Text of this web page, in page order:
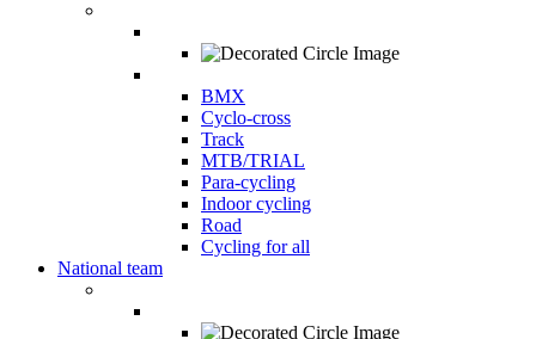
BMX
Cyclo-cross
Track
MTB/TRIAL
Para-cycling
Indoor cycling
Road
Cycling for all
National team